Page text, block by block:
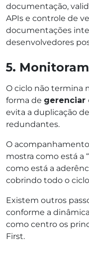
documentação,
APIs e controle de
documentações
desenvolvedores
5.
O ciclo não termina
forma de gerenciar
evita a duplicação
redundantes.
O
mostra como está a
como está a
cobrindo todo o
Existem outros
conforme a
como centro os
First.